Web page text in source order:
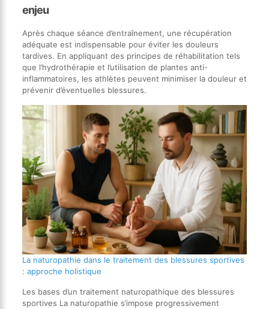
enjeu
Après chaque séance d’entraînement, une récupération
adéquate est indispensable pour éviter les douleurs
tardives. En appliquant des principes de réhabilitation tels
que l’hydrothérapie et l’utilisation de plantes anti-
inflammatoires, les athlètes peuvent minimiser la douleur et
prévenir d’éventuelles blessures.
La naturopathie dans le traitement des blessures sportives
: approche holistique
Les bases d’un traitement naturopathique des blessures
sportives La naturopathie s’impose progressivement